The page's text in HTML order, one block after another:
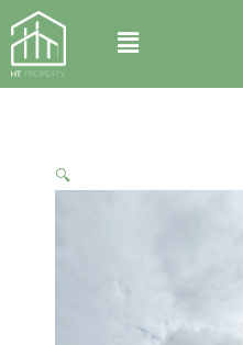
Skip
to
content
Menu
🔍